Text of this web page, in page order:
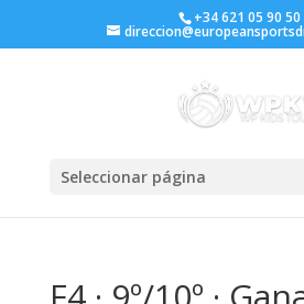
+34 621 05 90 50
Seleccionar página